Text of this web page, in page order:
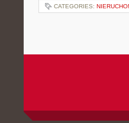
CATEGORIES: